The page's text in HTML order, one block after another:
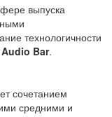
выпуска
технологичности
Audio Bar.
сочетанием
средними и